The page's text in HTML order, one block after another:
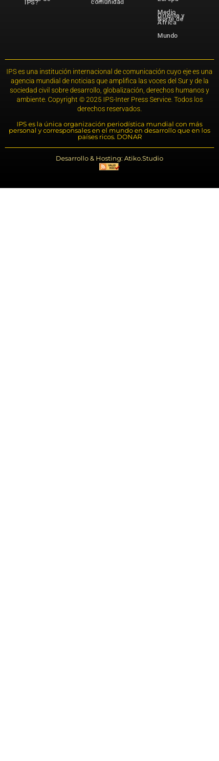
IPS? comunidad
Medio
Oriente y
Norte de
África
Mundo
IPS es una institución internacional de comunicación cuyo eje es una
agencia mundial de noticias que amplifica las voces del Sur y de la
sociedad civil sobre desarrollo, globalización, derechos humanos y
ambiente. Copyright © 2025 IPS-Inter Press Service. Todos los
derechos reservados.
IPS es la única organización periodística mundial con más
personal y corresponsales en el mundo en desarrollo que en los
países ricos. DONAR
Desarrollo & Hosting: Atiko.Studio